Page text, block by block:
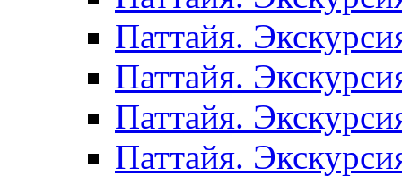
Паттайя.
Паттайя.
Паттайя.
Паттайя.